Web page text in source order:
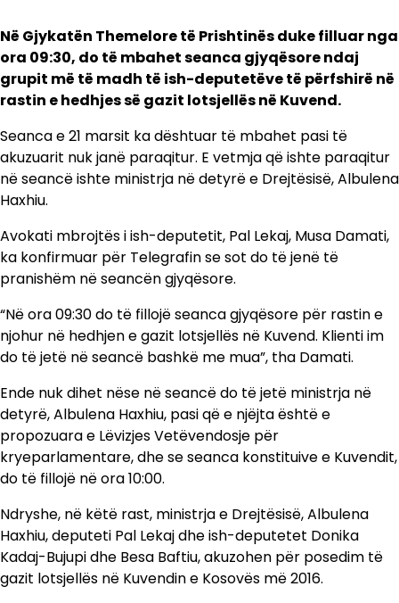
Në Gjykatën Themelore të Prishtinës duke filluar nga
ora 09:30, do të mbahet seanca gjyqësore ndaj
grupit më të madh të ish-deputetëve të përfshirë në
rastin e hedhjes së gazit lotsjellës në Kuvend.
Seanca e 21 marsit ka dështuar të mbahet pasi të
akuzuarit nuk janë paraqitur. E vetmja që ishte paraqitur
në seancë ishte ministrja në detyrë e Drejtësisë, Albulena
Haxhiu.
Avokati mbrojtës i ish-deputetit, Pal Lekaj, Musa Damati,
ka konfirmuar për Telegrafin se sot do të jenë të
pranishëm në seancën gjyqësore.
“Në ora 09:30 do të fillojë seanca gjyqësore për rastin e
njohur në hedhjen e gazit lotsjellës në Kuvend. Klienti im
do të jetë në seancë bashkë me mua”, tha Damati.
Ende nuk dihet nëse në seancë do të jetë ministrja në
detyrë, Albulena Haxhiu, pasi që e njëjta është e
propozuara e Lëvizjes Vetëvendosje për
kryeparlamentare, dhe se seanca konstituive e Kuvendit,
do të fillojë në ora 10:00.
Ndryshe, në këtë rast, ministrja e Drejtësisë, Albulena
Haxhiu, deputeti Pal Lekaj dhe ish-deputetet Donika
Kadaj-Bujupi dhe Besa Baftiu, akuzohen për posedim të
gazit lotsjellës në Kuvendin e Kosovës më 2016.